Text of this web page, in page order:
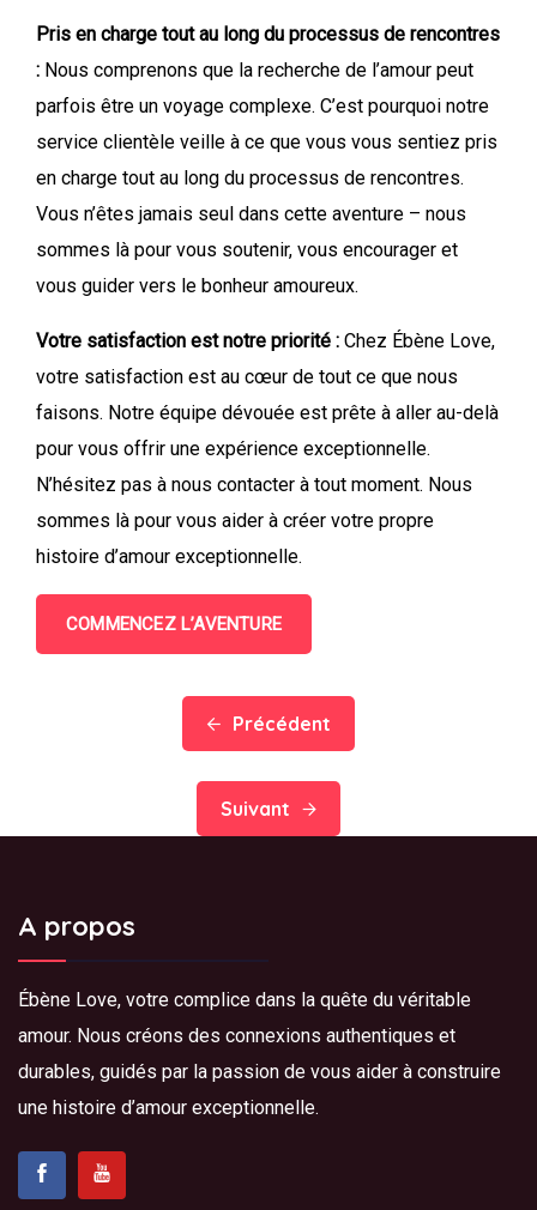
Pris en charge tout au long du processus de rencontres
: Nous comprenons que la recherche de l’amour peut
parfois être un voyage complexe. C’est pourquoi notre
service clientèle veille à ce que vous vous sentiez pris
en charge tout au long du processus de rencontres.
Vous n’êtes jamais seul dans cette aventure – nous
sommes là pour vous soutenir, vous encourager et
vous guider vers le bonheur amoureux.
Votre satisfaction est notre priorité : Chez Ébène Love,
votre satisfaction est au cœur de tout ce que nous
faisons. Notre équipe dévouée est prête à aller au-delà
pour vous offrir une expérience exceptionnelle.
N’hésitez pas à nous contacter à tout moment. Nous
sommes là pour vous aider à créer votre propre
histoire d’amour exceptionnelle.
COMMENCEZ L’AVENTURE
Précédent
Suivant
A propos
Ébène Love, votre complice dans la quête du véritable
amour. Nous créons des connexions authentiques et
durables, guidés par la passion de vous aider à construire
une histoire d’amour exceptionnelle.